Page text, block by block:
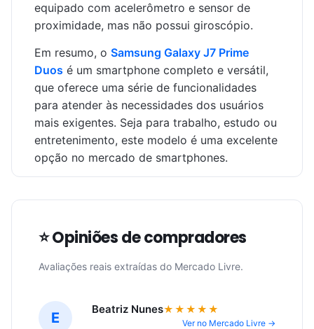
equipado com acelerômetro e sensor de
proximidade, mas não possui giroscópio.
Em resumo, o Samsung Galaxy J7 Prime
Duos é um smartphone completo e versátil,
que oferece uma série de funcionalidades
para atender às necessidades dos usuários
mais exigentes. Seja para trabalho, estudo ou
entretenimento, este modelo é uma excelente
opção no mercado de smartphones.
⭐ Opiniões de compradores
Avaliações reais extraídas do Mercado Livre.
E Beatriz Nunes★★★★★
Ver no Mercado Livre →